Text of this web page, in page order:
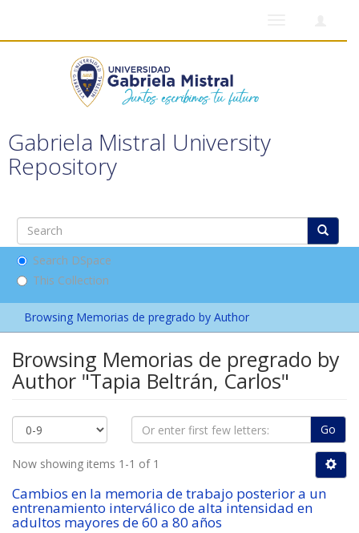
Gabriela Mistral University
Repository
Search DSpace
This Collection
Browsing Memorias de pregrado by Author
Browsing Memorias de pregrado by
Author "Tapia Beltrán, Carlos"
Go
Now showing items 1-1 of 1
Cambios en la memoria de trabajo posterior a un
entrenamiento interválico de alta intensidad en
adultos mayores de 60 a 80 años